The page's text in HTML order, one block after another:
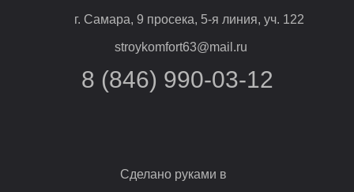
г. Самара, 9 просека, 5-я линия, уч. 122
stroykomfort63@mail.ru
8 (846) 990-03-12
Сделано руками в